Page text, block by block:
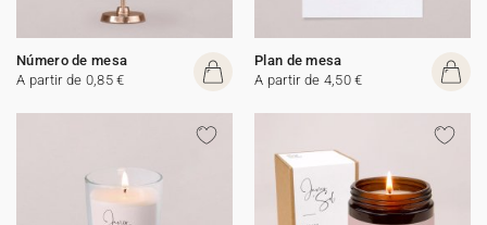
Número de mesa
A partir de 0,85 €
Plan de mesa
A partir de 4,50 €